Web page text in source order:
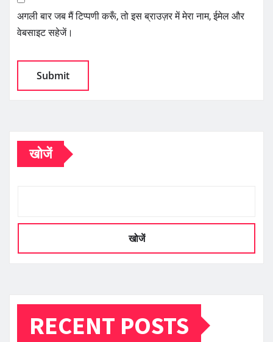
अगली बार जब मैं टिप्पणी करूँ, तो इस ब्राउज़र में मेरा नाम, ईमेल और
वेबसाइट सहेजें।
खोजें
खोजें
RECENT POSTS